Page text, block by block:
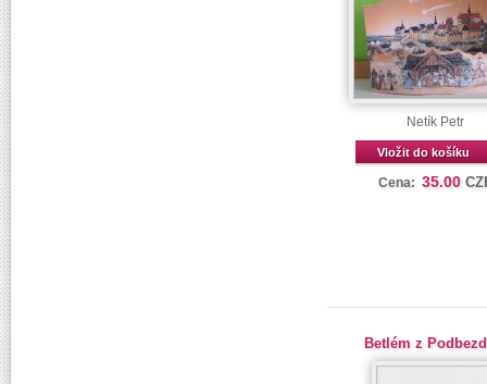
Netík Petr
Vložit do košíku
Cena: 35.00
Betlém z